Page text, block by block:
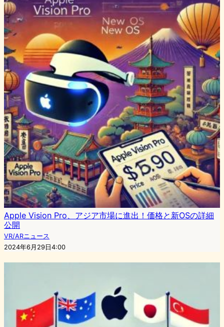
Apple Vision Pro、アジア市場に進出！価格と新OSの詳細
公開
VR/ARニュース
2024年6月29日4:00